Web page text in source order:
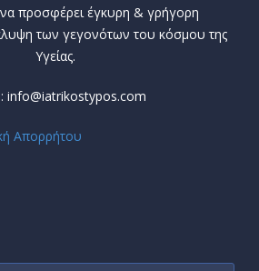
προσφέρει έγκυρη & γρήγορη
των γεγονότων του κόσμου της
Υγείας.
info@iatrikostypos.com
Απορρήτου